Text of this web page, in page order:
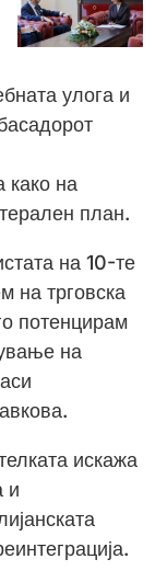
улога и
како на
план.
на 10-те
на трговска
потенцирам
на
искажа
и